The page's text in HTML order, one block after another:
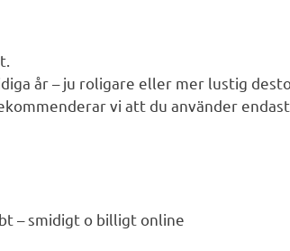
år – ju roligare eller mer lustig
vi att du använder
– smidigt o billigt online